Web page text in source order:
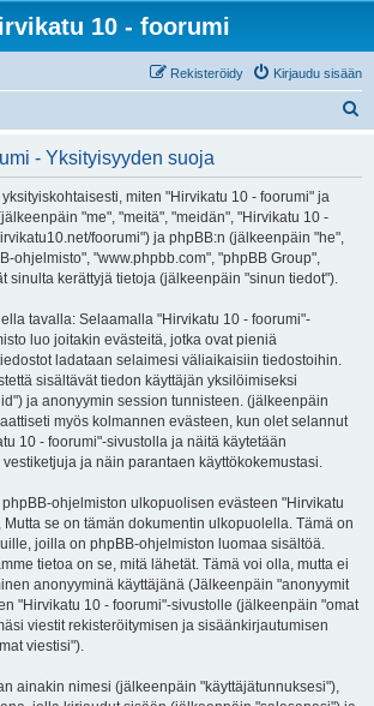
10 - foorumi
Kirjaudu sisään
Rekisteröidy
- Yksityisyyden suoja
miten "Hirvikatu 10 - foorumi" ja
"me", "meitä", "meidän", "Hirvikatu 10 -
foorumi") ja phpBB:n (jälkeenpäin "he",
ohjelmisto", "www.phpbb.com", "phpBB Group",
sinulta kerättyjä tietoja (jälkeenpäin "sinun tiedot").
tavalla: Selaamalla "Hirvikatu 10 - foorumi"-
luo joitakin evästeitä, jotka ovat pieniä
ladataan selaimesi väliaikaisiin tiedostoihin.
sisältävät tiedon käyttäjän yksilöimiseksi
ja anonyymin session tunnisteen. (jälkeenpäin
myös kolmannen evästeen, kun olet selannut
10 - foorumi"-sivustolla ja näitä käytetään
ja näin parantaen käyttökokemustasi.
ohjelmiston ulkopuolisen evästeen "Hirvikatu
Mutta se on tämän dokumentin ulkopuolella. Tämä on
joilla on phpBB-ohjelmiston luomaa sisältöä.
tietoa on se, mitä lähetät. Tämä voi olla, mutta ei
anonyyminä käyttäjänä (Jälkeenpäin "anonyymit
"Hirvikatu 10 - foorumi"-sivustolle (jälkeenpäin "omat
viestit rekisteröitymisen ja sisäänkirjautumisen
viestisi").
ainakin nimesi (jälkeenpäin "käyttäjätunnuksesi"),